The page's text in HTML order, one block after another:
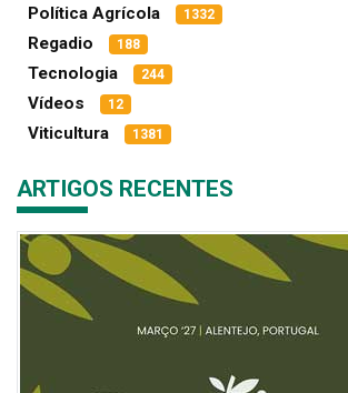
Política Agrícola 1332
Regadio 188
Tecnologia 244
Vídeos 12
Viticultura 1381
ARTIGOS RECENTES